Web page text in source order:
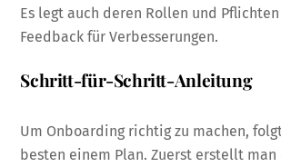
Es legt auch deren Rollen und
Feedback für Verbesserungen.
Schritt-für-Schritt-Anleitung
Um Onboarding richtig zu machen,
besten einem Plan. Zuerst erstellt man